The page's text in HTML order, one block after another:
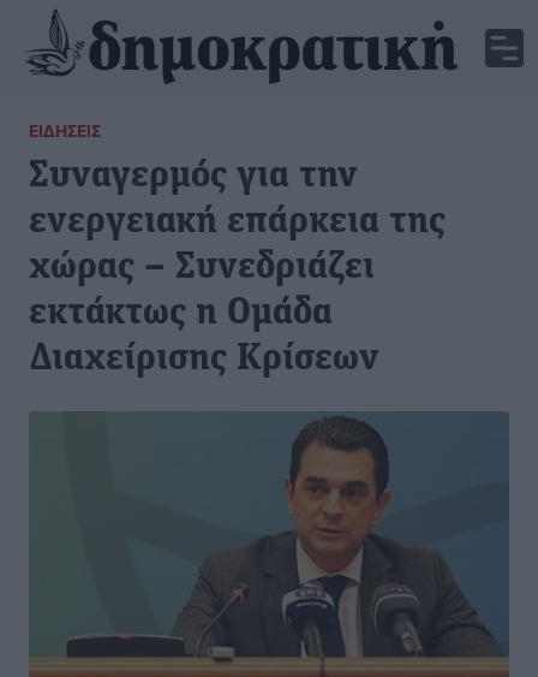
ΕΙΔΉΣΕΙΣ
Συναγερμός για την
ενεργειακή επάρκεια της
χώρας – Συνεδριάζει
εκτάκτως η Ομάδα
Διαχείρισης Κρίσεων